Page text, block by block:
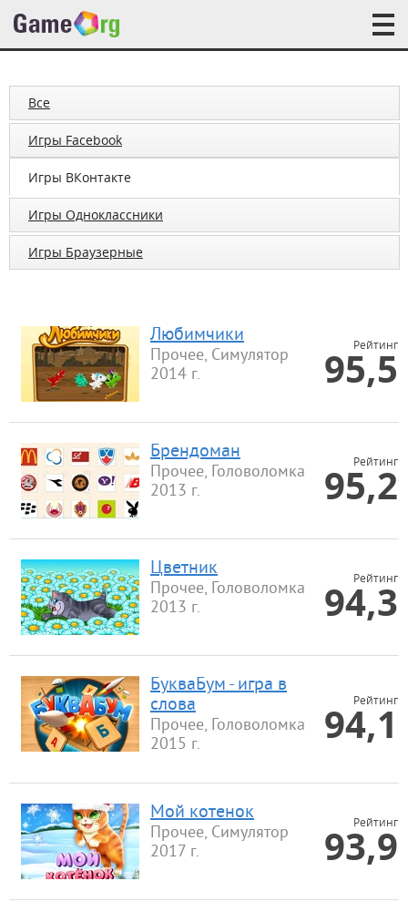
Все
Игры Facebook
Игры ВКонтакте
Игры Одноклассники
Игры Браузерные
Любимчики
Прочее, Симулятор
2014 г.
Рейтинг
95,5
Брендоман
Прочее, Головоломка
2013 г.
Рейтинг
95,2
Цветник
Прочее, Головоломка
2013 г.
Рейтинг
94,3
БукваБум - игра в
слова
Прочее, Головоломка
2015 г.
Рейтинг
94,1
Мой котенок
Прочее, Симулятор
2017 г.
Рейтинг
93,9